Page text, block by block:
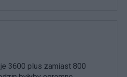
3600 plus zamiast 800